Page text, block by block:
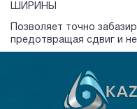
ШИРИНЫ
Позволяет точно
предотвращая сдвиг и